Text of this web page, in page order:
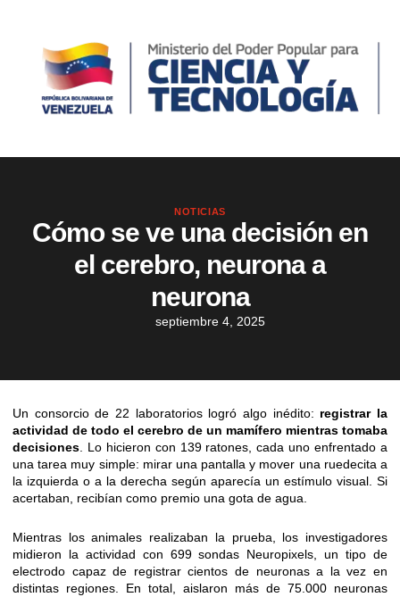
NOTICIAS
Cómo se ve una decisión en
el cerebro, neurona a
neurona
septiembre 4, 2025
Un consorcio de 22 laboratorios logró algo inédito: registrar la
actividad de todo el cerebro de un mamífero mientras tomaba
decisiones. Lo hicieron con 139 ratones, cada uno enfrentado a
una tarea muy simple: mirar una pantalla y mover una ruedecita a
la izquierda o a la derecha según aparecía un estímulo visual. Si
acertaban, recibían como premio una gota de agua.
Mientras los animales realizaban la prueba, los investigadores
midieron la actividad con 699 sondas Neuropixels, un tipo de
electrodo capaz de registrar cientos de neuronas a la vez en
distintas regiones. En total, aislaron más de 75.000 neuronas